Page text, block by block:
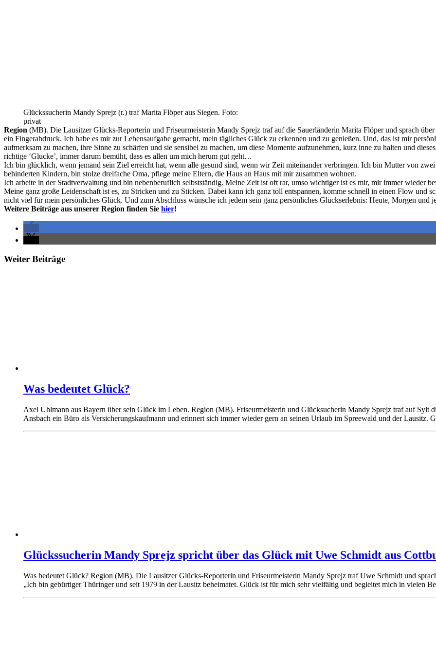
Glückssucherin Mandy Sprejz (r.) traf Marita Flöper aus Siegen. Foto:
privat
Region (MB). Die Lausitzer Glücks-Reporterin und Friseurmeisterin Mandy Sprejz traf auf die Sauerländerin Marita Flöper und sprach
ein Fingerabdruck. Ich habe es mir zur Lebensaufgabe gemacht, mein tägliches Glück zu erkennen und zu genießen. Und, das ist mir
aufmerksam zu machen, ihre Sinne zu schärfen und sie sensibel zu machen, um diese Momente aufzunehmen, kurz inne zu halten und
richtige ‘Glucke’, immer darum bemüht, dass es allen um mich herum gut geht…
Ich bin glücklich, wenn jemand sein Ziel erreicht hat, wenn alle gesund sind, wenn wir Zeit miteinander verbringen. Ich bin Mutter von
behinderten Kindern, bin stolze dreifache Oma, pflege meine Eltern, die Haus an Haus mit mir zusammen wohnen.
Ich arbeite in der Stadtverwaltung und bin nebenberuflich selbstständig. Meine Zeit ist oft rar, umso wichtiger ist es mir, mir immer wieder
Meine ganz große Leidenschaft ist es, zu Stricken und zu Sticken. Dabei kann ich ganz toll entspannen, komme schnell in einen Flow und
nicht viel für mein persönliches Glück. Und zum Abschluss wünsche ich jedem sein ganz persönliches Glückserlebnis: Heute, Morgen und
Weitere Beiträge aus unserer Region finden Sie hier!
Weiter Beiträge
Was bedeutet Glück?
Axel Uhlmann aus Bayern über sein Glück im Leben. Region (MB). Friseurmeisterin und Glücksucherin Mandy Sprejz traf auf Sylt
Ansbach ein Büro als Versicherungskaufmann und erinnert sich immer wieder gern an seinen Urlaub im Spreewald und der
Glückssucherin Mandy Sprejz spricht über das Glück mit Uwe Schmidt aus
Was bedeutet Glück? Region (MB). Die Lausitzer Glücks-Reporterin und Friseurmeisterin Mandy Sprejz traf Uwe Schmidt und
„Ich bin gebürtiger Thüringer und seit 1979 in der Lausitz beheimatet. Glück ist für mich sehr vielfältig und begleitet mich in vielen